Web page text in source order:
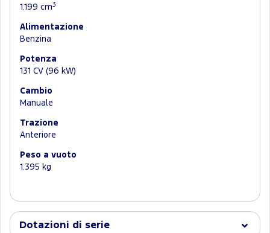
1.199 cm3
Alimentazione
Benzina
Potenza
131 CV (96 kW)
Cambio
Manuale
Trazione
Anteriore
Peso a vuoto
1.395 kg
Dotazioni di serie